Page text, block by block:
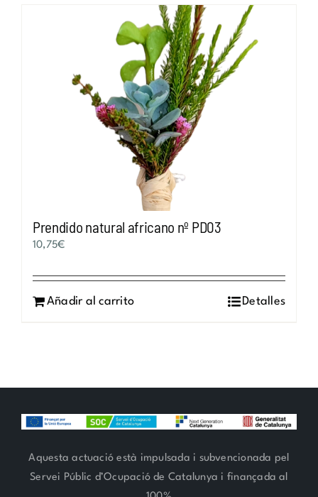
Prendido natural africano nº PD03
10,75€
Añadir al carrito Detalles
Aquesta actuació està impulsada i subvencionada pel
Servei Públic d’Ocupació de Catalunya i finançada al